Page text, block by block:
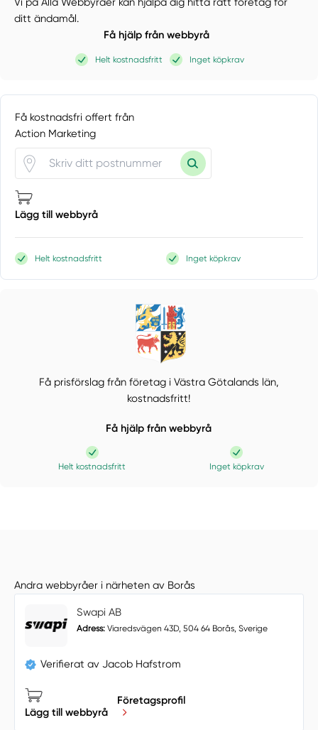
ditt ändamål.
Få hjälp från webbyrå
Helt kostnadsfritt Inget köpkrav
Få kostnadsfri offert från
Action Marketing
Lägg till webbyrå
Helt kostnadsfritt Inget köpkrav
Få prisförslag från företag i Västra Götalands län,
kostnadsfritt!
Få hjälp från webbyrå
Helt kostnadsfritt Inget köpkrav
Andra webbyråer i närheten av Borås
Swapi AB
Adress: Viaredsvägen 43D, 504 64 Borås, Sverige
Verifierat av Jacob Hafstrom
Lägg till webbyrå
Företagsprofil